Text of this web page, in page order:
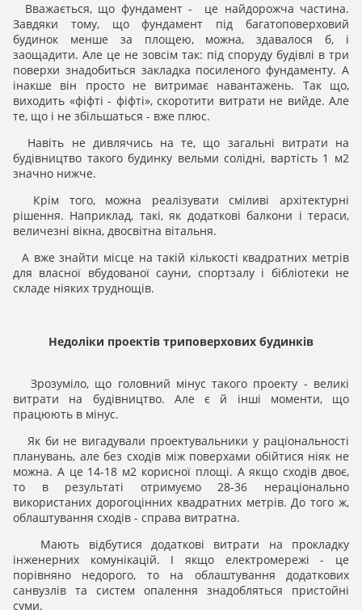
Вважається, що фундамент - це найдорожча частина.
Завдяки тому, що фундамент під багатоповерховий
будинок менше за площею, можна, здавалося б, і
заощадити. Але це не зовсім так: під споруду будівлі в три
поверхи знадобиться закладка посиленого фундаменту. А
інакше він просто не витримає навантажень. Так що,
виходить «фіфті - фіфті», скоротити витрати не вийде. Але
те, що і не збільшаться - вже плюс.
Навіть не дивлячись на те, що загальні витрати на
будівництво такого будинку вельми солідні, вартість 1 м2
значно нижче.
Крім того, можна реалізувати сміливі архітектурні
рішення. Наприклад, такі, як додаткові балкони і тераси,
величезні вікна, двосвітна вітальня.
А вже знайти місце на такій кількості квадратних метрів
для власної вбудованої сауни, спортзалу і бібліотеки не
складе ніяких труднощів.
Недоліки проектів триповерхових будинків
Зрозуміло, що головний мінус такого проекту - великі
витрати на будівництво. Але є й інші моменти, що
працюють в мінус.
Як би не вигадували проектувальники у раціональності
планувань, але без сходів між поверхами обійтися ніяк не
можна. А це 14-18 м2 корисної площі. А якщо сходів двоє,
то в результаті отримуємо 28-36 нераціонально
використаних дорогоцінних квадратних метрів. До того ж,
облаштування сходів - справа витратна.
Мають відбутися додаткові витрати на прокладку
інженерних комунікацій. І якщо електромережі - це
порівняно недорого, то на облаштування додаткових
санвузлів та систем опалення знадобляться пристойні
суми.